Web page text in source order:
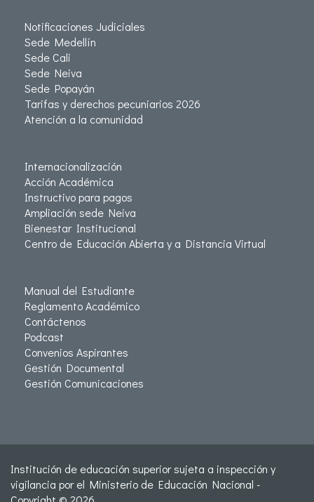
Notificaciones Judiciales
Sede Medellín
Sede Cali
Sede Neiva
Sede Popayán
Tarifas y derechos pecuniarios 2026
Atención a la comunidad
Internacionalización
Acción Académica
Instructivo para pagos
Ampliación sede Neiva
Bienestar Institucional
Centro de Educación Abierta y a Distancia Virtual
Manual del Estudiante
Reglamento Académico
Contáctenos
Podcast
Convenios Aspirantes
Gestión Documental
Gestión Comunicaciones
Institución de educación superior sujeta a inspección y
vigilancia por el Ministerio de Educación Nacional -